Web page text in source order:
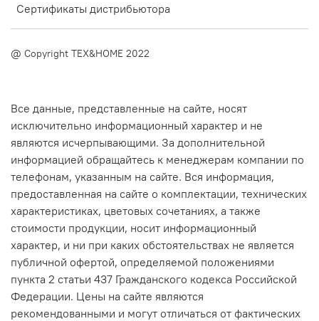
Сертификаты дистрибьютора
@ Copyright TEX&HOME 2022
Все данные, представленные на сайте, носят
исключительно информационный характер и не
являются исчерпывающими. За дополнительной
информацией обращайтесь к менеджерам компании по
телефонам, указанным на сайте. Вся информация,
предоставленная на сайте о комплектации, технических
характеристиках, цветовых сочетаниях, а также
стоимости продукции, носит информационный
характер, и ни при каких обстоятельствах не является
публичной офертой, определяемой положениями
пункта 2 статьи 437 Гражданского кодекса Российской
Федерации. Цены на сайте являются
рекомендованными и могут отличаться от фактических